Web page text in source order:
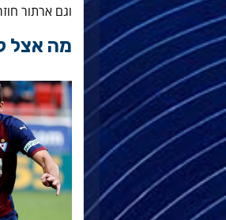
וגם ארתור
מה אצל